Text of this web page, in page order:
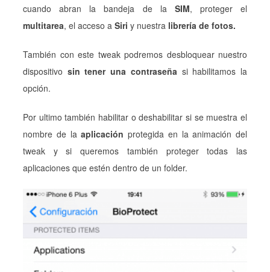
cuando abran la bandeja de la SIM, proteger el
multitarea, el acceso a Siri y nuestra librería de fotos.
También con este tweak podremos desbloquear nuestro
dispositivo sin tener una contraseñasi habilitamos la
opción.
Por ultimo también habilitar o deshabilitar si se muestra el
nombre de laaplicación protegida en la animación del
tweak y si queremos también proteger todas las
aplicaciones que estén dentro de un folder.